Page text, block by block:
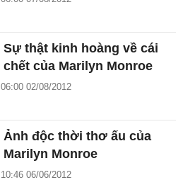
Sự thật kinh hoàng về cái
chết của Marilyn Monroe
06:00 02/08/2012
Ảnh độc thời thơ ấu của
Marilyn Monroe
10:46 06/06/2012